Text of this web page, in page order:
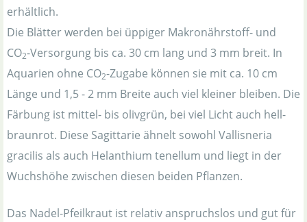
erhältlich.
Die Blätter werden bei üppiger Makronährstoff- und
CO2-Versorgung bis ca. 30 cm lang und 3 mm breit. In
Aquarien ohne CO2-Zugabe können sie mit ca. 10 cm
Länge und 1,5 - 2 mm Breite auch viel kleiner bleiben. Die
Färbung ist mittel- bis olivgrün, bei viel Licht auch hell-
braunrot. Diese Sagittarie ähnelt sowohl Vallisneria
gracilis als auch Helanthium tenellum und liegt in der
Wuchshöhe zwischen diesen beiden Pflanzen.
Das Nadel-Pfeilkraut ist relativ anspruchslos und gut für